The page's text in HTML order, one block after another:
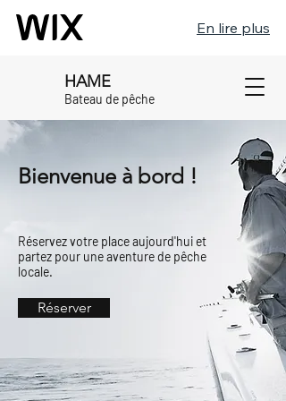
En lire plus